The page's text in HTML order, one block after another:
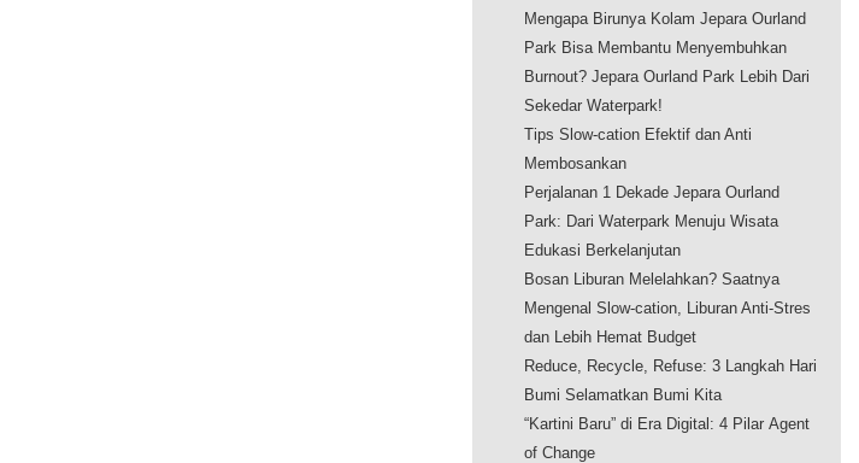
Mengapa Birunya Kolam Jepara Ourland
Park Bisa Membantu Menyembuhkan
Burnout? Jepara Ourland Park Lebih Dari
Sekedar Waterpark!
Tips Slow-cation Efektif dan Anti
Membosankan
Perjalanan 1 Dekade Jepara Ourland
Park: Dari Waterpark Menuju Wisata
Edukasi Berkelanjutan
Bosan Liburan Melelahkan? Saatnya
Mengenal Slow-cation, Liburan Anti-Stres
dan Lebih Hemat Budget
Reduce, Recycle, Refuse: 3 Langkah Hari
Bumi Selamatkan Bumi Kita
“Kartini Baru” di Era Digital: 4 Pilar Agent
of Change